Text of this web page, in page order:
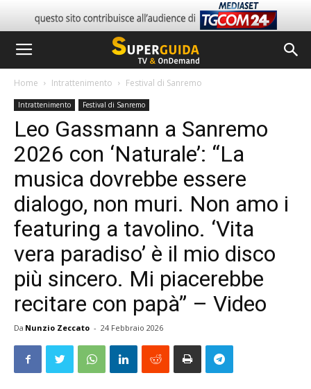
Home Intrattenimento Festival di Sanremo
Intrattenimento Festival di Sanremo
Leo Gassmann a Sanremo
2026 con ‘Naturale’: “La
musica dovrebbe essere
dialogo, non muri. Non amo i
featuring a tavolino. ‘Vita
vera paradiso’ è il mio disco
più sincero. Mi piacerebbe
recitare con papà” – Video
Da Nunzio Zeccato - 24 Febbraio 2026